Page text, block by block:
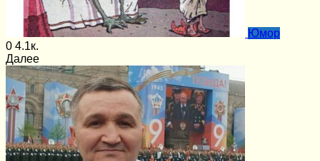
Юмор
0 4.1к.
Далее